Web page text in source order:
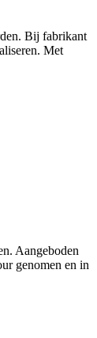
Bij fabrikant
Met
Aangeboden
genomen en in